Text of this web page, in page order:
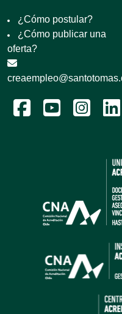
¿Cómo postular?
¿Cómo publicar una
oferta?